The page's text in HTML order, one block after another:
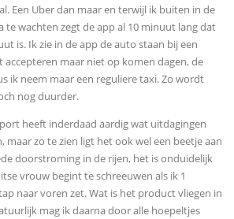
Een Uber dan maar en terwijl ik buiten in de
te wachten zegt de app al 10 minuut lang dat
is. Ik zie in de app de auto staan bij een
maar niet op komen dagen, de
ik neem maar een reguliere taxi. Zo wordt
nog duurder.
heeft inderdaad aardig wat uitdagingen
maar zo te zien ligt het ook wel een beetje aan
doorstroming in de rijen, het is onduidelijk
vrouw begint te schreeuwen als ik 1
naar voren zet. Wat is het product vliegen in
mag ik daarna door alle hoepeltjes